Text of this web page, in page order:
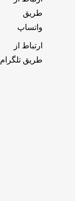
طریق
واتساپ
ارتباط از
طریق تلگرام